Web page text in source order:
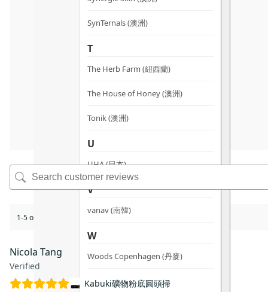
SynTernals (澳洲)
T
The Herb Farm (紐西蘭)
The House of Honey (澳洲)
Tonik (澳洲)
U
UHA (日本)
V
vanav (南韓)
W
Woods Copenhagen (丹麥)
1-5 of 7 reviews
Nicola Tang
Verified
Kabuki礦物粉底圓頭掃